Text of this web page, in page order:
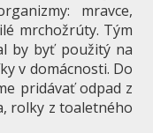
mravce,
mrchožrúty. Tým
by byť použitý na
v domácnosti. Do
pridávať odpad z
rolky z toaletného